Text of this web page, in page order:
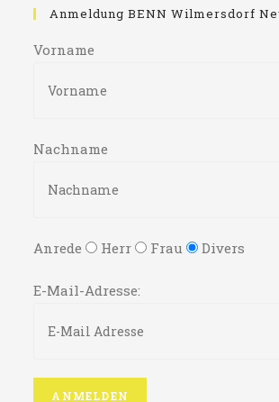
Anmeldung BENN Wilmersdorf
Vorname
Nachname
Anrede Herr Frau Divers
E-Mail-Adresse: